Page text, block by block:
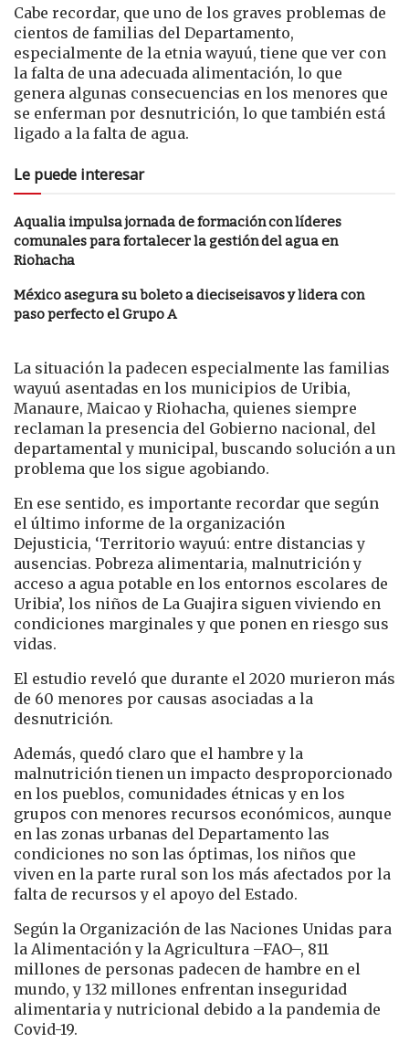
Cabe recordar, que uno de los graves problemas de
cientos de familias del Departamento,
especialmente de la etnia wayuú, tiene que ver con
la falta de una adecuada alimentación, lo que
genera algunas consecuencias en los menores que
se enferman por desnutrición, lo que también está
ligado a la falta de agua.
Le puede interesar
Aqualia impulsa jornada de formación con líderes
comunales para fortalecer la gestión del agua en
Riohacha
México asegura su boleto a dieciseisavos y lidera con
paso perfecto el Grupo A
La situación la padecen especialmente las familias
wayuú asentadas en los municipios de Uribia,
Manaure, Maicao y Riohacha, quienes siempre
reclaman la presencia del Gobierno nacional, del
departamental y municipal, buscando solución a un
problema que los sigue agobiando.
En ese sentido, es importante recordar que según
el último informe de la organización
Dejusticia, ‘Territorio wayuú: entre distancias y
ausencias. Pobreza alimentaria, malnutrición y
acceso a agua potable en los entornos escolares de
Uribia’, los niños de La Guajira siguen viviendo en
condiciones marginales y que ponen en riesgo sus
vidas.
El estudio reveló que durante el 2020 murieron más
de 60 menores por causas asociadas a la
desnutrición.
Además, quedó claro que el hambre y la
malnutrición tienen un impacto desproporcionado
en los pueblos, comunidades étnicas y en los
grupos con menores recursos económicos, aunque
en las zonas urbanas del Departamento las
condiciones no son las óptimas, los niños que
viven en la parte rural son los más afectados por la
falta de recursos y el apoyo del Estado.
Según la Organización de las Naciones Unidas para
la Alimentación y la Agricultura –FAO–, 811
millones de personas padecen de hambre en el
mundo, y 132 millones enfrentan inseguridad
alimentaria y nutricional debido a la pandemia de
Covid-19.